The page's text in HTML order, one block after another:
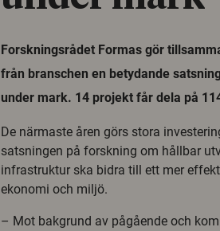
Forskningsrådet Formas gör
från branschen en betydande
under mark. 14 projekt får dela på
De närmaste åren görs stora
satsningen på forskning om hållbar
infrastruktur ska bidra till ett mer
ekonomi och miljö.
– Mot bakgrund av pågående och